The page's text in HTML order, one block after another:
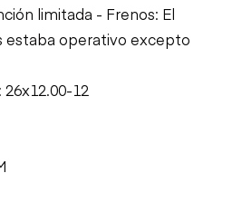
limitada - Frenos: El
estaba operativo excepto
12